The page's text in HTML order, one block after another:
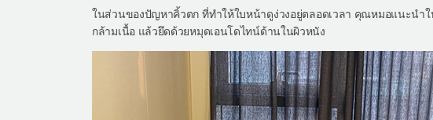
ในส่วนของปัญหาคิ้วตก ที่ทำให้ใบหน้าดูง่วงอยู่ตลอดเวลา คุณหมอแนะนำ
กล้ามเนื้อ แล้วยึดด้วยหมุดเอนโดไทน์ด้านในผิวหนัง